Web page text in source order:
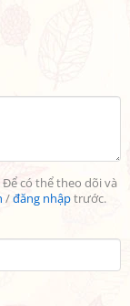
có thể theo dõi và
/đăng nhậptrước.